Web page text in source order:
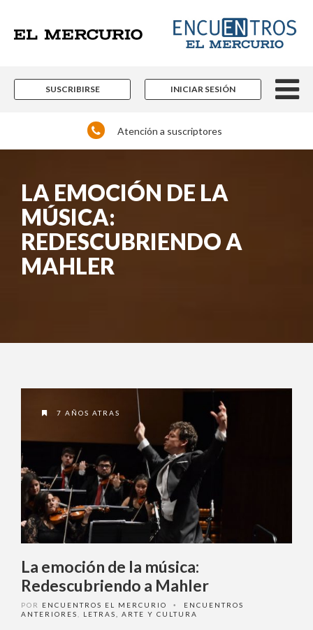
SUSCRIBIRSE INICIAR SESIÓN
Atención a suscriptores
LA EMOCIÓN DE LA
MÚSICA:
REDESCUBRIENDO A
MAHLER
7 AÑOS ATRAS
La emoción de la música:
Redescubriendo a Mahler
POR ENCUENTROS EL MERCURIO •
ENCUENTROS
ANTERIORES
LETRAS, ARTE Y CULTURA